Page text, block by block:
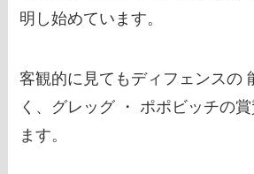
明し始めています。
客観的に見てもディフェンスの
く、グレッグ ・ ポポビッチの
ます。